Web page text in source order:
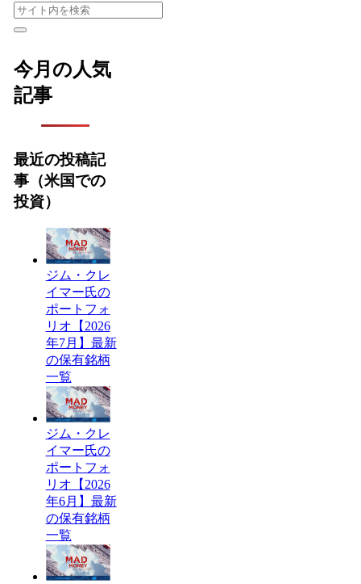
今月の人気
記事
最近の投稿記
事（米国での
投資）
ジム・クレ
イマー氏の
ポートフォ
リオ【2026
年7月】最新
の保有銘柄
一覧
ジム・クレ
イマー氏の
ポートフォ
リオ【2026
年6月】最新
の保有銘柄
一覧